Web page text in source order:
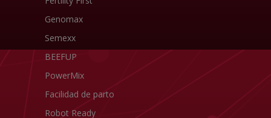
Genomax
Semexx
BEEFUP
PowerMix
Facilidad de parto
Robot Ready